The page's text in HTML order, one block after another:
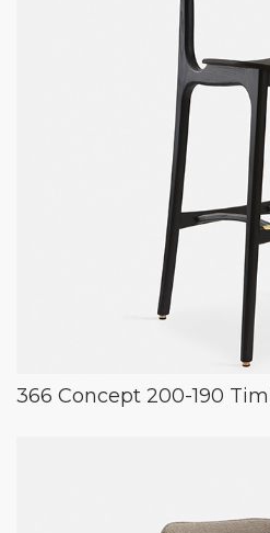
366 Concept 200-190